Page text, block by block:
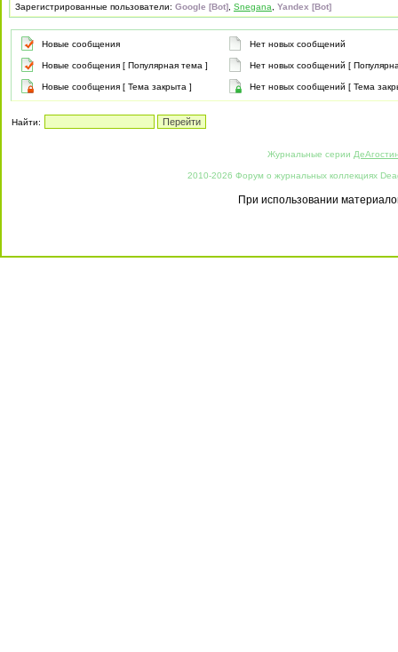
Зарегистрированные пользователи: Google [Bot] Snegana Yandex [Bot]
Новые сообщения Нет новых сообщений
Новые сообщения [ Популярная тема ] Нет новых сообщений [
Новые сообщения [ Тема закрыта ] Нет новых сообщений [ Тема
Найти:
Журнальные серии
2010-2026 Форум о журнальных коллекциях
При использовании